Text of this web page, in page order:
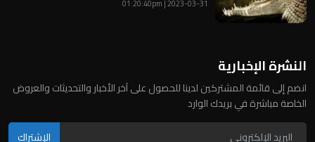
2023-03-31 | 01:20:40pm
النشرة الإخبارية
انضم إلى قائمة المشتركين لدينا للحصول على آخر الأخبار والتحديثات والعروض
الخاصة مباشرة في بريدك الوارد
الإشتراك